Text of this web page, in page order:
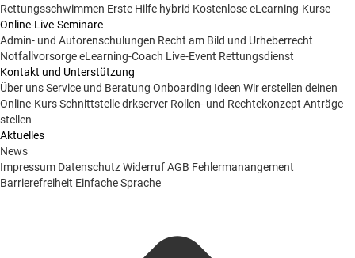
Rettungsschwimmen Erste Hilfe hybrid Kostenlose eLearning-Kurse
Online-Live-Seminare
Admin- und Autorenschulungen Recht am Bild und Urheberrecht
NotfallvorsorgeeLearning-Coach Live-Event Rettungsdienst
Kontakt und Unterstützung
Über unsService und Beratung Onboarding Ideen Wir erstellen deinen
Online-KursSchnittstelle drkserver Rollen- und Rechtekonzept Anträge
stellen
Aktuelles
News
Impressum DatenschutzWiderrufAGB Fehlermanangement
Barrierefreiheit Einfache Sprache